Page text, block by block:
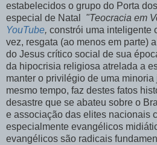
estabelecidos o grupo do Porta
especial de Natal "Teocracia em
YouTube, constrói uma inteligente
vez, resgata (ao menos em parte)
do Jesus crítico social de sua
da hipocrisia religiosa atrelada a
manter o privilégio de uma
mesmo tempo, faz destes fatos
desastre que se abateu sobre o
e associação das elites nacionais
especialmente evangélicos
evangélicos são radicais